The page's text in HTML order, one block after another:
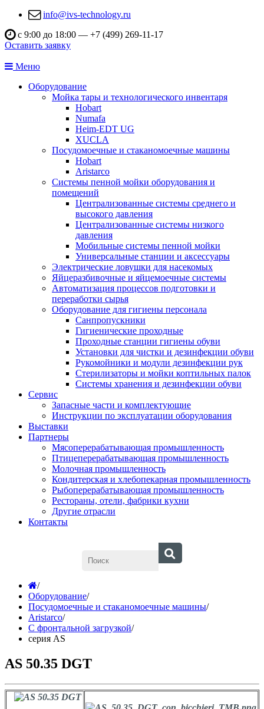
info@ivs-technology.ru
с 9:00 до 18:00 — +7 (499) 269-11-17
Оставить заявку
Меню
Оборудование
Мойка тары и технологического инвентаря
Hobart
Numafa
Heim-EDT UG
XUCLA
Посудомоечные и стаканомоечные машины
Hobart
Aristarco
Системы пенной мойки оборудования и
помещений
Централизованные системы среднего и
высокого давления
Централизованные системы низкого
давления
Мобильные системы пенной мойки
Универсальные станции и аксессуары
Электрические ловушки для насекомых
Яйцеразбивочные и яйцемоечные системы
Автоматизация процессов подготовки и
переработки сырья
Оборудование для гигиены персонала
Санпропускники
Гигиенические проходные
Проходные станции гигиены обуви
Установки для чистки и дезинфекции обуви
Рукомойники и модули дезинфекции рук
Стерилизаторы и мойки коптильных палок
Системы хранения и дезинфекции обуви
Сервис
Запасные части и комплектующие
Инструкции по эксплуатации оборудования
Выставки
Партнеры
Мясоперерабатывающая промышленность
Птицеперерабатывающая промышленность
Молочная промышленность
Кондитерская и хлебопекарная промышленность
Рыбоперерабатывающая промышленность
Рестораны, отели, фабрики кухни
Другие отрасли
Контакты
/
Оборудование/
Посудомоечные и стаканомоечные машины/
Aristarco/
С фронтальной загрузкой/
серия AS
AS 50.35 DGT